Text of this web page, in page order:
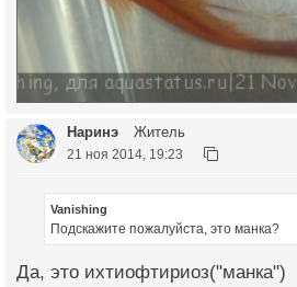
Наринэ Житель
21 ноя 2014, 19:23
Vanishing
Подскажите пожалуйста, это манка?
Да, это ихтиофтириоз("манка")